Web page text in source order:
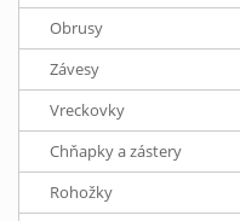
Obrusy
Závesy
Vreckovky
Chňapky a zástery
Rohožky